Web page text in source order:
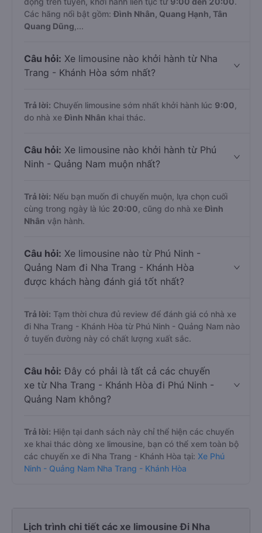
Các hãng nổi bật gồm:Đình Nhân, Quang Hạnh, Tân
Quang Dũng ,...
Câu hỏi: Xe limousine nào khởi hành từ Nha
Trang - Khánh Hòa sớm nhất?
Trả lời: Chuyến limousine sớm nhất khởi hành lúc 9:00
do nhà xeĐình Nhân khai thác.
Câu hỏi: Xe limousine nào khởi hành từ Phú
Ninh - Quảng Nam muộn nhất?
Trả lời: Nếu bạn muốn đi chuyến muộn, lựa chọn cuối
cùng trong ngày là lúc 20:00 , cũng do nhà xeĐình
Nhân vận hành.
Câu hỏi: Xe limousine nào từ Phú Ninh -
Quảng Nam đi Nha Trang - Khánh Hòa
được khách hàng đánh giá tốt nhất?
Trả lời: Tạm thời chưa đủ review để đánh giá có nhà xe
đi Nha Trang - Khánh Hòa từ Phú Ninh - Quảng Nam nào
ở tuyến đường này có chất lượng xuất sắc.
Câu hỏi: Đây có phải là tất cả các chuyến
xe từ Nha Trang - Khánh Hòa đi Phú Ninh -
Quảng Nam không?
Trả lời: Hiện tại danh sách này chỉ thể hiện các chuyến
xe khai thác dòng xe limousine, bạn có thể xem toàn bộ
các chuyến xe đi Nha Trang - Khánh Hòa tại: Xe Phú
Ninh - Quảng Nam Nha Trang - Khánh Hòa
Lịch trình chi tiết các xe limousine Đi Nha